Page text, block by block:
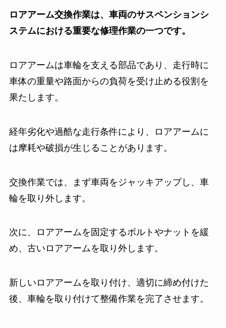
ロアアーム交換作業は、車両のサスペンションシ
ステムにおける重要な修理作業の一つです。
ロアアームは車輪を支える部品であり、走行時に
車体の重量や路面からの負荷を受け止める役割を
果たします。
経年劣化や過酷な走行条件により、ロアアームに
は摩耗や破損が生じることがあります。
交換作業では、まず車両をジャッキアップし、車
輪を取り外します。
次に、ロアアームを固定するボルトやナットを緩
め、古いロアアームを取り外します。
新しいロアアームを取り付け、適切に締め付けた
後、車輪を取り付けて整備作業を完了させます。